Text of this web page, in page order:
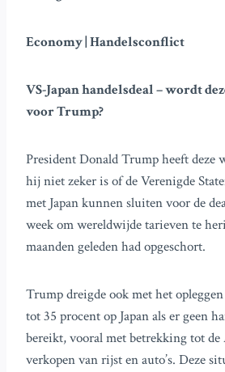
Economy | Handelsconflict
VS-Japan handelsdeal – wordt
voor Trump?
President Donald Trump heeft deze
hij niet zeker is of de Verenigde
met Japan kunnen sluiten voor de
week om wereldwijde tarieven te
maanden geleden had opgeschort.
Trump dreigde ook met het
tot 35 procent op Japan als er geen
bereikt, vooral met betrekking tot de
verkopen van rijst en auto’s. Deze